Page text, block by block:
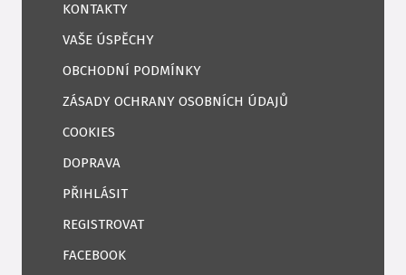
KONTAKTY
VAŠE ÚSPĚCHY
OBCHODNÍ PODMÍNKY
ZÁSADY OCHRANY OSOBNÍCH ÚDAJŮ
COOKIES
DOPRAVA
PŘIHLÁSIT
REGISTROVAT
FACEBOOK